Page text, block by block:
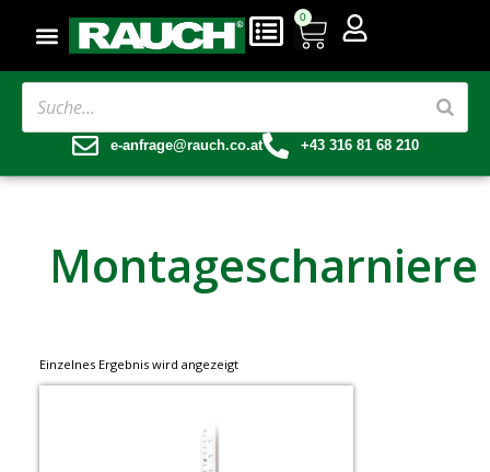
0
e-anfrage@rauch.co.at +43 316 81 68 210
Montagescharniere
Einzelnes Ergebnis wird angezeigt